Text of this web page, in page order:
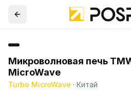
Микроволновая печь
MicroWave
Turbo MicroWave · Китай